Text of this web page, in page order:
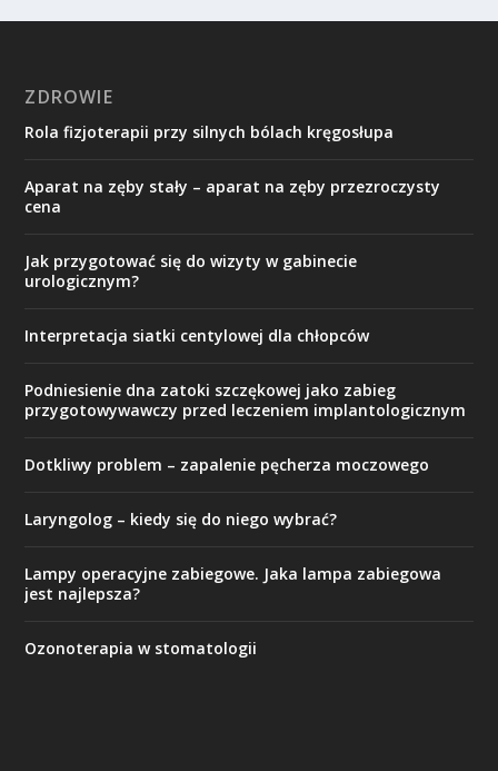
ZDROWIE
Rola fizjoterapii przy silnych bólach kręgosłupa
Aparat na zęby stały – aparat na zęby przezroczysty
cena
Jak przygotować się do wizyty w gabinecie
urologicznym?
Interpretacja siatki centylowej dla chłopców
Podniesienie dna zatoki szczękowej jako zabieg
przygotowywawczy przed leczeniem implantologicznym
Dotkliwy problem – zapalenie pęcherza moczowego
Laryngolog – kiedy się do niego wybrać?
Lampy operacyjne zabiegowe. Jaka lampa zabiegowa
jest najlepsza?
Ozonoterapia w stomatologii